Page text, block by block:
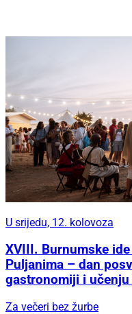
U srijedu, 12. kolovoza
XVIII. Burnumske
Puljanima – dan
gastronomiji i
Za večeri bez žurbe